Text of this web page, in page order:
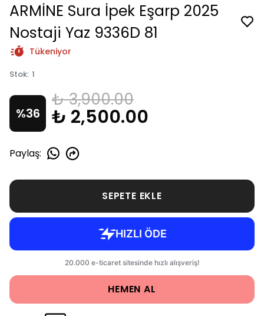
ARMİNE Sura İpek Eşarp 2025
Nostaji Yaz 9336D 81
Tükeniyor
Stok: 1
%36
₺ 3,900.00
₺ 2,500.00
Paylaş:
SEPETE EKLE
HEMEN AL